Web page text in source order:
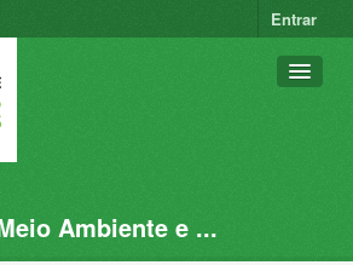
Entrar
Ambiente e ...